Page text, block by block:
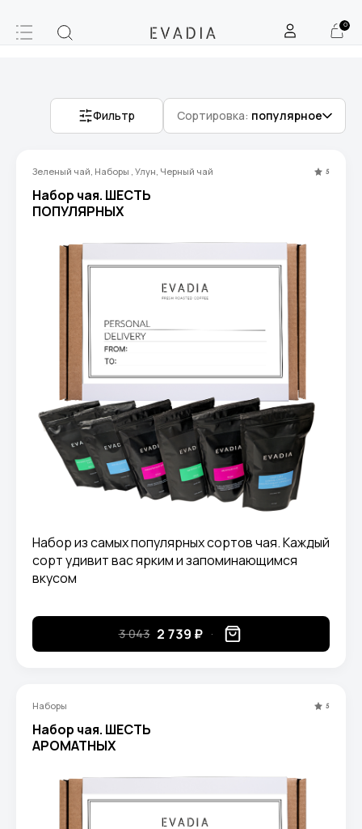
0
Фильтр Сортировка: популярное
Зеленый чай, Наборы , Улун, Черный чай 5
Набор чая. ШЕСТЬ
ПОПУЛЯРНЫХ
Набор из самых популярных сортов чая. Каждый
сорт удивит вас ярким и запоминающимся
вкусом
3 043 2 739 ₽
Наборы 5
Набор чая. ШЕСТЬ
АРОМАТНЫХ